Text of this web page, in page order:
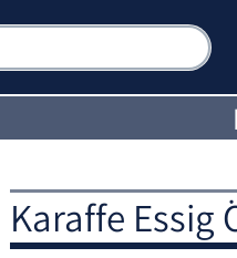
Karaffe Essig